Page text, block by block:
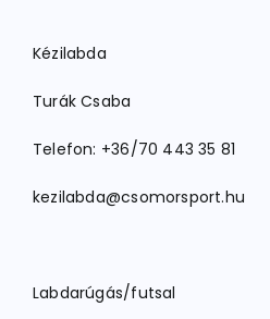
TAGDÍJ BEFIZETÉS
Kézilabda
Turák Csaba
Telefon: +36/70 443 35 81
kezilabda@csomorsport.hu
Labdarúgás/futsal